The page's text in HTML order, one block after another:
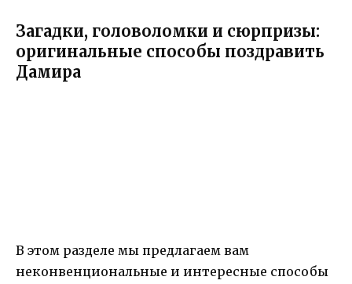
Загадки, головоломки и cюрпризы:
оригинальные способы поздравить
Дамира
В этом разделе мы предлагаем вам
неконвенциональные и интересные способы